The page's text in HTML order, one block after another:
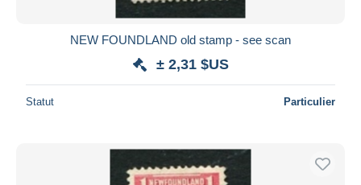
NEW FOUNDLAND old stamp - see scan
± 2,31 $US
Statut Particulier